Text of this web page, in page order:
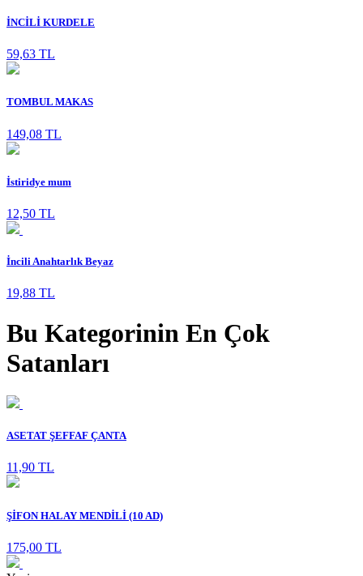
İNCİLİ KURDELE
59,63 TL
TOMBUL MAKAS
149,08 TL
İstiridye mum
12,50 TL
İncili Anahtarlık Beyaz
19,88 TL
Bu Kategorinin En Çok
Satanları
ASETAT ŞEFFAF ÇANTA
11,90 TL
ŞİFON HALAY MENDİLİ (10 AD)
175,00 TL